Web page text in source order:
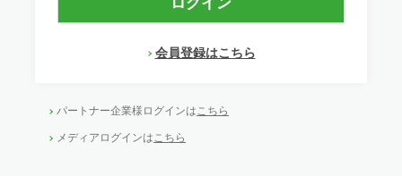
会員登録はこちら
パートナー企業様ログインはこちら
メディアログインはこちら